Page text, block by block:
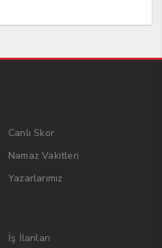
Canlı Skor
Namaz Vakitleri
Yazarlarımız
İş İlanları